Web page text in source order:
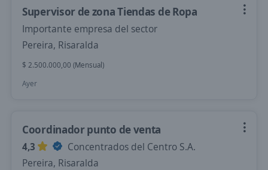
Supervisor de zona Tiendas de Ropa
Importante empresa del sector
Pereira, Risaralda
$ 2.500.000,00 (Mensual)
Ayer
Coordinador punto de venta
4,3
Concentrados del Centro S.A.
Pereira, Risaralda